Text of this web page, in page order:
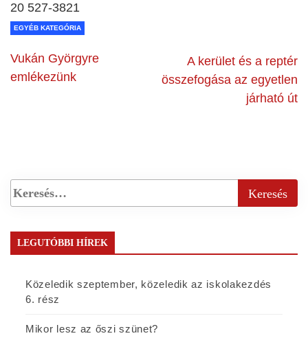
20 527-3821
EGYÉB KATEGÓRIA
Vukán Györgyre
emlékezünk
A kerület és a reptér
összefogása az egyetlen
járható út
LEGUTÓBBI HÍREK
Közeledik szeptember, közeledik az iskolakezdés
6. rész
Mikor lesz az őszi szünet?